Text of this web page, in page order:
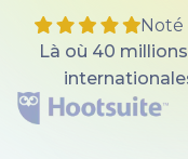
Noté
Là où 40